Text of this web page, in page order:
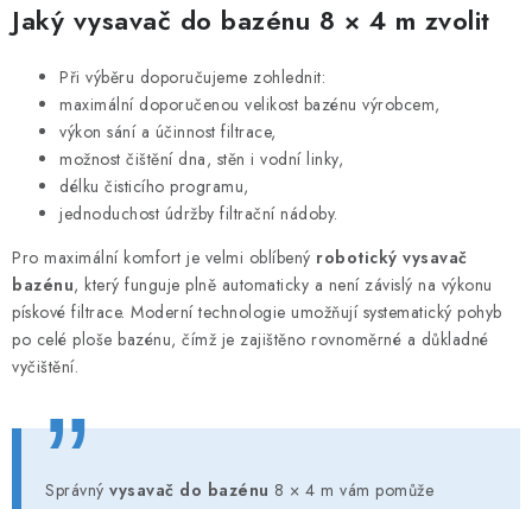
í
p
i
s
u
Jaký vysavač do bazénu 8 × 4 m zvolit
Při výběru doporučujeme zohlednit:
maximální doporučenou velikost bazénu výrobcem,
výkon sání a účinnost filtrace,
možnost čištění dna, stěn i vodní linky,
délku čisticího programu,
jednoduchost údržby filtrační nádoby.
Pro maximální komfort je velmi oblíbený robotický vysavač
bazénu, který funguje plně automaticky a není závislý na výkonu
pískové filtrace. Moderní technologie umožňují systematický pohyb
po celé ploše bazénu, čímž je zajištěno rovnoměrné a důkladné
vyčištění.
Správný vysavač do bazénu 8 × 4 m vám pomůže